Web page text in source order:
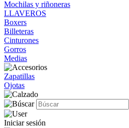
Mochilas y riñoneras
LLAVEROS
Boxers
Billeteras
Cinturones
Gorros
Medias
Zapatillas
Ojotas
Iniciar sesión